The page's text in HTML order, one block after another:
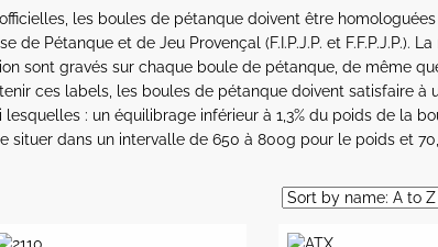
les boules de pétanque doivent être
de Pétanque et de Jeu Provençal (F.I.P.J.P. et F.F.P.J.P.).
sont gravés sur chaque boule de pétanque, de même
ces labels, les boules de pétanque doivent satisfaire à
: un équilibrage inférieur à 1,3% du poids de la
situer dans un intervalle de 650 à 800g pour le poids et